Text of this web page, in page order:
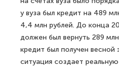
у вуза был кредит на 489
4,4 млн рублей. До конца
должен был вернуть 289
кредит был получен
ситуация создает